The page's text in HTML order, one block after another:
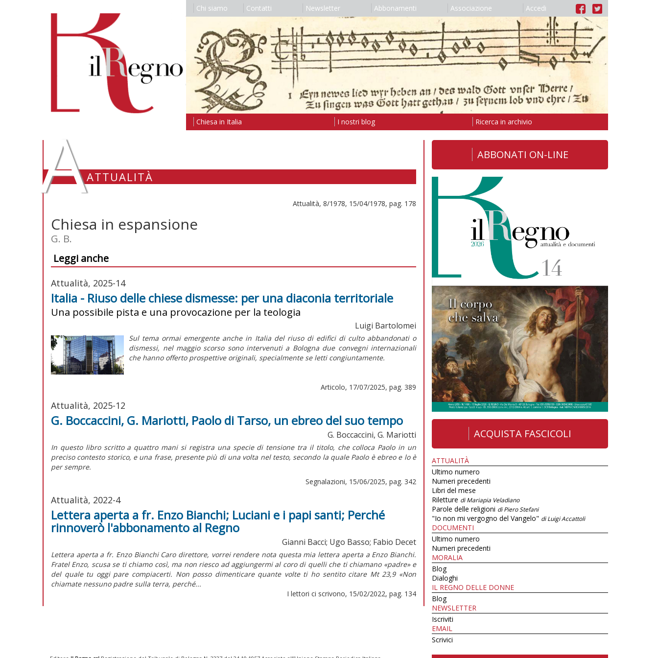
Chi siamo Contatti Newsletter Abbonamenti Associazione Accedi
Chiesa in Italia I nostri blog Ricerca in archivio
AATTUALITÀ
Attualità, 8/1978, 15/04/1978, pag. 178
Chiesa in espansione
G. B.
Leggi anche
Attualità, 2025-14
Italia - Riuso delle chiese dismesse: per una diaconia territoriale
Una possibile pista e una provocazione per la teologia
Luigi Bartolomei
Sul tema ormai emergente anche in Italia del riuso di edifici di culto abbandonati o
dismessi, nel maggio scorso sono intervenuti a Bologna due convegni internazionali
che hanno offerto prospettive originali, specialmente se letti congiuntamente.
Articolo, 17/07/2025, pag. 389
Attualità, 2025-12
G. Boccaccini, G. Mariotti, Paolo di Tarso, un ebreo del suo tempo
G. Boccaccini, G. Mariotti
In questo libro scritto a quattro mani si registra una specie di tensione tra il titolo, che colloca Paolo in un
preciso contesto storico, e una frase, presente più di una volta nel testo, secondo la quale Paolo è ebreo e lo è
per sempre.
Segnalazioni, 15/06/2025, pag. 342
Attualità, 2022-4
Lettera aperta a fr. Enzo Bianchi; Luciani e i papi santi; Perché
rinnoverò l'abbonamento al Regno
Gianni Bacci; Ugo Basso; Fabio Decet
Lettera aperta a fr. Enzo Bianchi Caro direttore, vorrei rendere nota questa mia lettera aperta a Enzo Bianchi.
Fratel Enzo, scusa se ti chiamo così, ma non riesco ad aggiungermi al coro di quelli che ti chiamano «padre» e
del quale tu oggi pare compiacerti. Non posso dimenticare quante volte ti ho sentito citare Mt 23,9 «Non
chiamate nessuno padre sulla terra, perché...
I lettori ci scrivono, 15/02/2022, pag. 134
ABBONATI ON-LINE
ACQUISTA FASCICOLI
ATTUALITÀ
Ultimo numero
Numeri precedenti
Libri del mese
Riletture di Mariapia Veladiano
Parole delle religioni di Piero Stefani
"Io non mi vergogno del Vangelo" di Luigi Accattoli
DOCUMENTI
Ultimo numero
Numeri precedenti
MORALIA
Blog
Dialoghi
IL REGNO DELLE DONNE
Blog
NEWSLETTER
Iscriviti
EMAIL
Scrivici